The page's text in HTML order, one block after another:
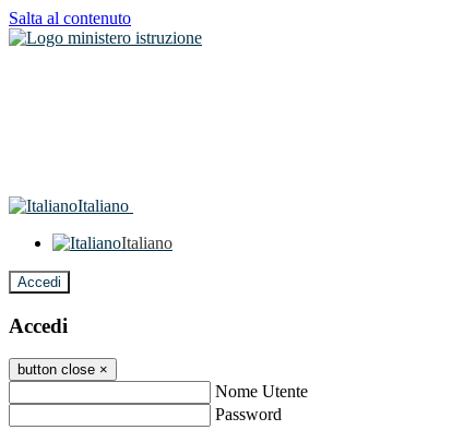
Salta al contenuto
Italiano
Italiano
Accedi
Accedi
button close ×
Nome Utente
Password